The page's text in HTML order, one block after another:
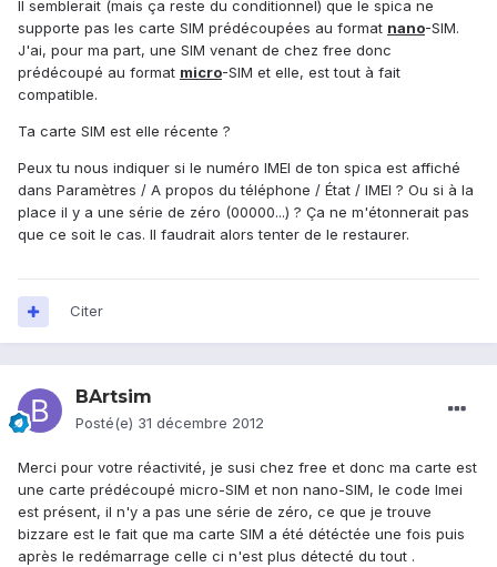
Il semblerait (mais ça reste du conditionnel) que le spica ne
supporte pas les carte SIM prédécoupées au format nano-SIM.
J'ai, pour ma part, une SIM venant de chez free donc
prédécoupé au format micro-SIM et elle, est tout à fait
compatible.
Ta carte SIM est elle récente ?
Peux tu nous indiquer si le numéro IMEI de ton spica est affiché
dans Paramètres / A propos du téléphone / État / IMEI ? Ou si à la
place il y a une série de zéro (00000...) ? Ça ne m'étonnerait pas
que ce soit le cas. Il faudrait alors tenter de le restaurer.
Citer
BArtsim
Posté(e) 31 décembre 2012
Merci pour votre réactivité, je susi chez free et donc ma carte est
une carte prédécoupé micro-SIM et non nano-SIM, le code Imei
est présent, il n'y a pas une série de zéro, ce que je trouve
bizzare est le fait que ma carte SIM a été détéctée une fois puis
après le redémarrage celle ci n'est plus détecté du tout .